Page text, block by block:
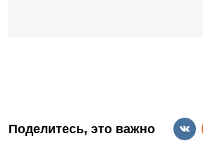
Поделитесь, это важно